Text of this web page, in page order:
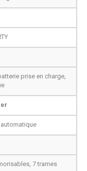
prise en charge,
7 trames